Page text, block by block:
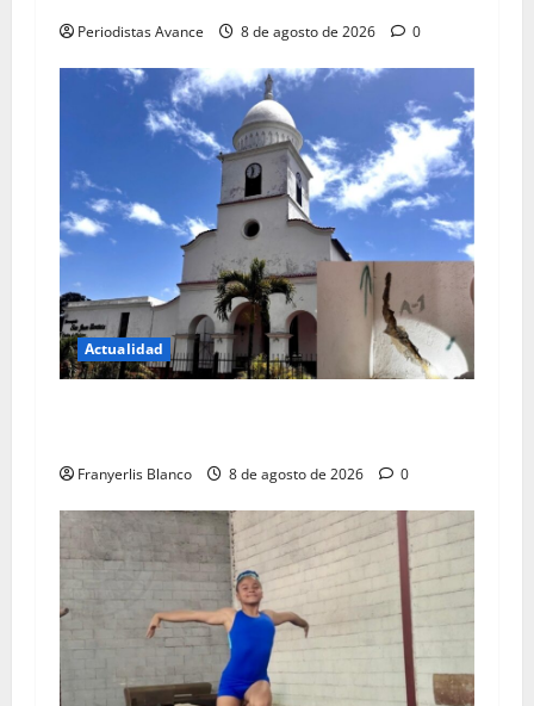
Periodistas Avance 8 de agosto de 2026 0
Actualidad
Franyerlis Blanco 8 de agosto de 2026 0